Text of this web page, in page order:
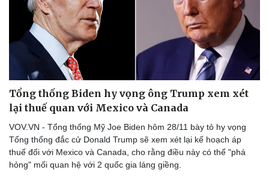
Tổng thống Biden hy vọng ông Trump xem xét
lại thuế quan với Mexico và Canada
VOV.VN - Tổng thống Mỹ Joe Biden hôm 28/11 bày tỏ hy vọng
Tổng thống đắc cử Donald Trump sẽ xem xét lại kế hoạch áp
thuế đối với Mexico và Canada, cho rằng điều này có thể "phá
hỏng" mối quan hệ với 2 quốc gia láng giềng.